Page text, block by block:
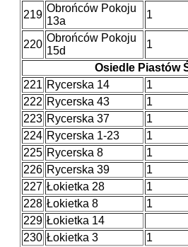
219
Obrońców Pokoju
13a
1
220
Obrońców Pokoju
15d
1
Osiedle Piastów
221 Rycerska 14 1
222 Rycerska 43 1
223 Rycerska 37 1
224 Rycerska 1-23 1
225 Rycerska 8 1
226 Rycerska 39 1
227 Łokietka 28 1
228 Łokietka 8 1
229 Łokietka 14
230 Łokietka 3 1